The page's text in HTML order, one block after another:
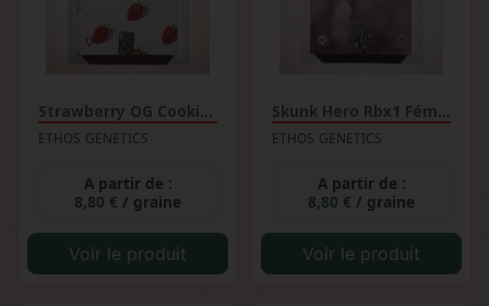
Strawberry OG Cookies R1...
ETHOS GENETICS
A partir de :
8,80 € / graine
Voir le produit
Skunk Hero Rbx1 Féminisée
ETHOS GENETICS
A partir de :
8,80 € / graine
Voir le produit